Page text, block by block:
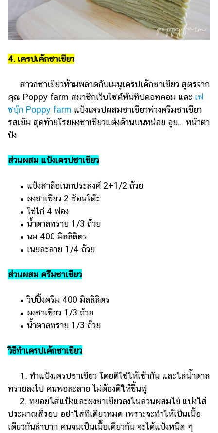
4. เครปเค้กชาเขียว
สาวกชาเขียวห้ามพลาดกับเมนูเครปเค้กชาเขียว สูตรจาก
คุณ Poppy farm สมาชิกเว็บไซต์พันทิปดอทคอม และ เฟ
ซบุ๊ก Poppy farm แป้งเครปผสมชาเขียวพ่วงครีมชาเขียว
รสเข้ม สุดท้ายโรยผงชาเขียวแต่งด้านบนหน่อย อูย... หน้าตา
ปัง
ส่วนผสม แป้งเครปชาเขียว
• แป้งสาลีอเนกประสงค์ 2+1/2 ถ้วย
• ผงชาเขียว 2 ช้อนโต๊ะ
• ไข่ไก่ 4 ฟอง
• น้ำตาลทราย 1/3 ถ้วย
• นม 400 มิลลิลิตร
• เนยละลาย 1/4 ถ้วย
ส่วนผสม ครีมชาเขียว
• วิปปิ้งครีม 400 มิลลิลิตร
• ผงชาเขียว 1/3 ถ้วย
• น้ำตาลทราย 1/3 ถ้วย
วิธีทำเครปเค้กชาเขียว
1. ทำแป้งเครปชาเขียว โดยตีไข่ให้เข้ากัน และใส่น้ำตาล
ทรายลงไป คนพอละลาย ไม่ต้องตีให้ขึ้นฟู
2. ทยอยใส่แป้งและผงชาเขียวลงในส่วนผสมไข่ แบ่งใส่
ประมาณสี่รอบ อย่าใส่ทีเดียวหมด เพราะจะทำให้เป็นเนื้อ
เดียวกันลำบาก คนจนเป็นเนื้อเดียวกัน จะได้แป้งหนืด ๆ